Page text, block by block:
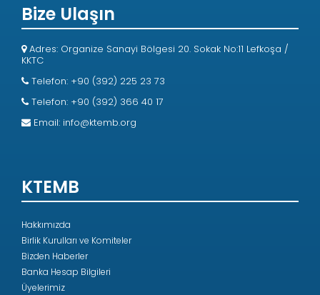
Bize Ulaşın
Adres: Organize Sanayi Bölgesi 20. Sokak No:11 Lefkoşa /
KKTC
Telefon: +90 (392) 225 23 73
Telefon: +90 (392) 366 40 17
Email: info@ktemb.org
KTEMB
Hakkımızda
Birlik Kurulları ve Komiteler
Bizden Haberler
Banka Hesap Bilgileri
Üyelerimiz